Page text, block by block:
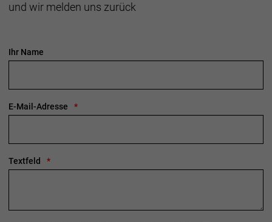
und wir melden uns zurück
Ihr Name
E-Mail-Adresse
Textfeld